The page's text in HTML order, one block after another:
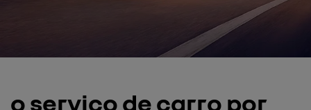
o serviço de carro por